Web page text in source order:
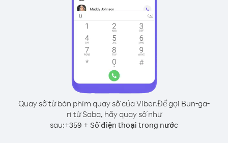
Quay số từ bàn phím quay số của Viber.Để gọi Bun-ga-
ri từ Saba, hãy quay số như
sau:+359 + Số điện thoại trong nước